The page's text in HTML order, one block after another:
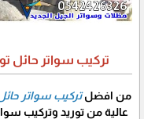
تركيب سواتر حائل
من افضلتركيب سواتر
عالية من توريد وتركيب